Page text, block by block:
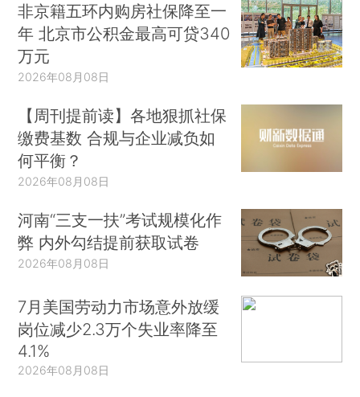
非京籍五环内购房社保降至一
年 北京市公积金最高可贷340
万元
2026年08月08日
【周刊提前读】各地狠抓社保
缴费基数 合规与企业减负如
何平衡？
2026年08月08日
河南“三支一扶”考试规模化作
弊 内外勾结提前获取试卷
2026年08月08日
7月美国劳动力市场意外放缓
岗位减少2.3万个失业率降至
4.1%
2026年08月08日